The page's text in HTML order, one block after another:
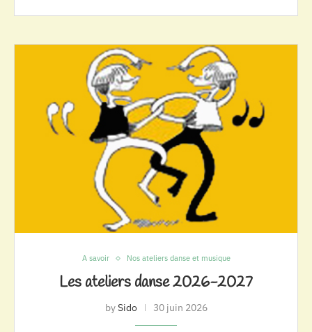
A savoir Nos ateliers danse et musique
Les ateliers danse 2026-2027
bySido 30 juin 2026